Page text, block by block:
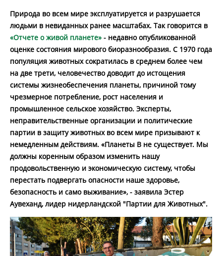
Природа во всем мире эксплуатируется и разрушается
людьми в невиданных ранее масштабах. Так говорится в
«Отчете о живой планете» - недавно опубликованной
оценке состояния мирового биоразнообразия. С 1970 года
популяция животных сократилась в среднем более чем
на две трети, человечество доводит до истощения
системы жизнеобеспечения планеты, причиной тому
чрезмерное потребление, рост населения и
промышленное сельское хозяйство. Эксперты,
неправительственные организации и политические
партии в защиту животных во всем мире призывают к
немедленным действиям. «Планеты B не существует. Мы
должны коренным образом изменить нашу
продовольственную и экономическую систему, чтобы
перестать подвергать опасности наше здоровье,
безопасность и само выживание», - заявила Эстер
Аувеханд, лидер нидерландской "Партии для Животных".